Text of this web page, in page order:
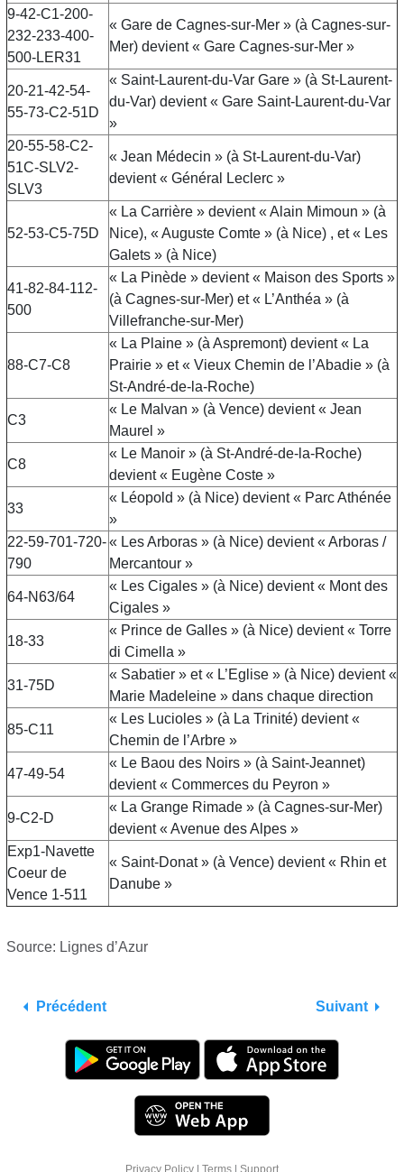
9-42-C1-200-
232-233-400-
500-LER31
« Gare de Cagnes-sur-Mer » (à Cagnes-sur-
Mer) devient « Gare Cagnes-sur-Mer »
20-21-42-54-
55-73-C2-51D
« Saint-Laurent-du-Var Gare » (à St-Laurent-
du-Var) devient « Gare Saint-Laurent-du-Var
»
20-55-58-C2-
51C-SLV2-
SLV3
« Jean Médecin » (à St-Laurent-du-Var)
devient « Général Leclerc »
52-53-C5-75D
« La Carrière » devient « Alain Mimoun » (à
Nice), « Auguste Comte » (à Nice) , et « Les
Galets » (à Nice)
41-82-84-112-
500
« La Pinède » devient « Maison des Sports »
(à Cagnes-sur-Mer) et « L’Anthéa » (à
Villefranche-sur-Mer)
88-C7-C8
« La Plaine » (à Aspremont) devient « La
Prairie » et « Vieux Chemin de l’Abadie » (à
St-André-de-la-Roche)
C3
« Le Malvan » (à Vence) devient « Jean
Maurel »
C8
« Le Manoir » (à St-André-de-la-Roche)
devient « Eugène Coste »
33
« Léopold » (à Nice) devient « Parc Athénée
»
22-59-701-720-
790
« Les Arboras » (à Nice) devient « Arboras /
Mercantour »
64-N63/64
« Les Cigales » (à Nice) devient « Mont des
Cigales »
18-33
« Prince de Galles » (à Nice) devient « Torre
di Cimella »
31-75D
« Sabatier » et « L’Eglise » (à Nice) devient «
Marie Madeleine » dans chaque direction
85-C11
« Les Lucioles » (à La Trinité) devient «
Chemin de l’Arbre »
47-49-54
« Le Baou des Noirs » (à Saint-Jeannet)
devient « Commerces du Peyron »
9-C2-D
« La Grange Rimade » (à Cagnes-sur-Mer)
devient « Avenue des Alpes »
Exp1-Navette
Coeur de
Vence 1-511
« Saint-Donat » (à Vence) devient « Rhin et
Danube »
Source: Lignes d’Azur
Précédent Suivant
Privacy Policy Terms Support